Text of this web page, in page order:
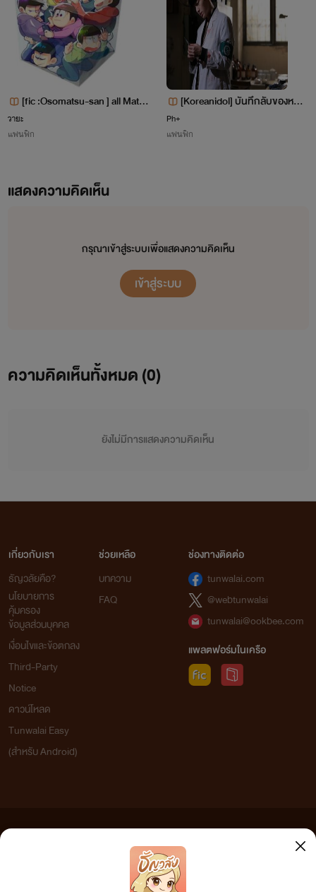
[fic :Osomatsu-san ] all Matsu
no (yaoi) nc
วายะ
แฟนฟิก
[Koreanidol] บันทึกลับของหมอ
Ph+
แฟนฟิก
แสดงความคิดเห็น
กรุณาเข้าสู่ระบบเพื่อแสดงความคิดเห็น
เข้าสู่ระบบ
ความคิดเห็นทั้งหมด (0)
ยังไม่มีการแสดงความคิดเห็น
เกี่ยวกับเรา
ธัญวลัยคือ?
นโยบายการ
คุ้มครอง
ข้อมูลส่วนบุคคล
เงื่อนไขและข้อตกลง
Third-Party
Notice
ดาวน์โหลด
Tunwalai Easy
(สำหรับ Android)
ช่วยเหลือ
บทความ
FAQ
ช่องทางติดต่อ
tunwalai.com
@webtunwalai
tunwalai@ookbee.com
แพลตฟอร์มในเครือ
เว็บไซต์แห่งนี้ไม่ได้เห็นด้วยและไม่ขอรับผิดชอบต่อข้อความใดๆ ทั้งสิ้น ดังนั้นผู้อ่านทุกท่านโปรดใช้
วิจารณญาณในการกลั่นกรองด้วยตนเอง และหากท่านพบข้อความใดๆ ที่ขัดต่อกฎหมายและศีลธรรม
กรุณาแจ้งมาที่ tunwalai@ookbee.com เพื่อทีมงานจะได้ดำเนินการในทันที ทั้งนี้ ทางเว็บไซต์ขอสงวน